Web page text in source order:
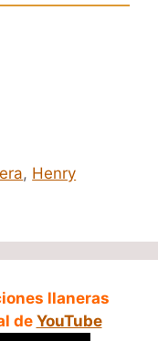
, Henry
llaneras
de YouTube